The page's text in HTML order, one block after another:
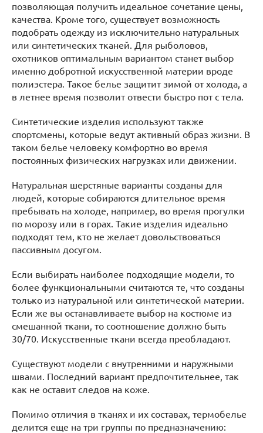
позволяющая получить идеальное сочетание цены,
качества. Кроме того, существует возможность
подобрать одежду из исключительно натуральных
или синтетических тканей. Для рыболовов,
охотников оптимальным вариантом станет выбор
именно добротной искусственной материи вроде
полиэстера. Такое белье защитит зимой от холода, а
в летнее время позволит отвести быстро пот с тела.
Синтетические изделия используют также
спортсмены, которые ведут активный образ жизни. В
таком белье человеку комфортно во время
постоянных физических нагрузках или движении.
Натуральная шерстяные варианты созданы для
людей, которые собираются длительное время
пребывать на холоде, например, во время прогулки
по морозу или в горах. Такие изделия идеально
подходят тем, кто не желает довольствоваться
пассивным досугом.
Если выбирать наиболее подходящие модели, то
более функциональными считаются те, что созданы
только из натуральной или синтетической материи.
Если же вы останавливаете выбор на костюме из
смешанной ткани, то соотношение должно быть
30/70. Искусственные ткани всегда преобладают.
Существуют модели с внутренними и наружными
швами. Последний вариант предпочтительнее, так
как не оставит следов на коже.
Помимо отличия в тканях и их составах, термобелье
делится еще на три группы по предназначению: